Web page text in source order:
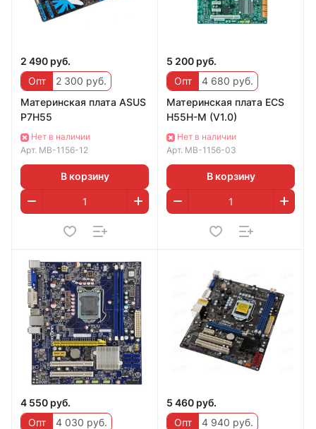
2 490 руб.
Опт
2 300 руб.
Материнская плата ASUS
P7H55
Нет в наличии
Арт. MB-1156-12
В корзину
5 200 руб.
Опт
4 680 руб.
Материнская плата ECS
H55H-M (V1.0)
Нет в наличии
Арт. MB-1156-03
В корзину
4 550 руб.
Опт
4 030 руб.
5 460 руб.
Опт
4 940 руб.